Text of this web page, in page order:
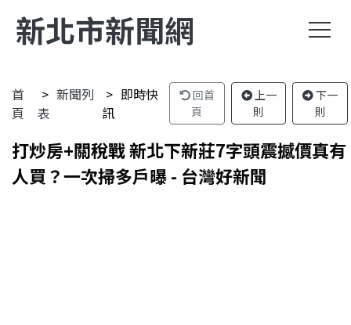
新北市新聞網
首
頁
新聞列
表
即時快
訊
回首
頁
上一
則
下一
則
打炒房+關稅戰 新北下新莊7字頭震撼價真有
人買？一次掃多戶曝 - 台灣好新聞